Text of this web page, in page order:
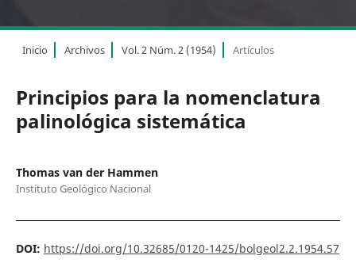
Inicio Archivos Vol. 2 Núm. 2 (1954) Artículos
Principios para la nomenclatura
palinológica sistemática
Thomas van der Hammen
Instituto Geológico Nacional
DOI: https://doi.org/10.32685/0120-1425/bolgeol2.2.1954.57